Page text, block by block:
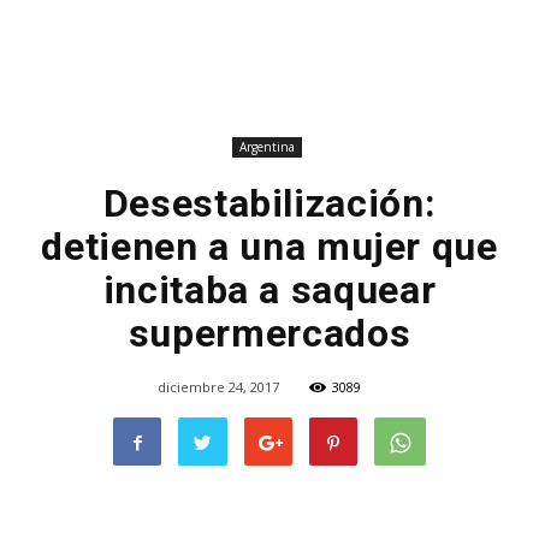
Argentina
Desestabilización:
detienen a una mujer que
incitaba a saquear
supermercados
diciembre 24, 2017 3089